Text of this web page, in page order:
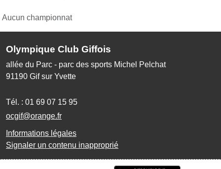
Aucun championnat
Olympique Club Giffois
allée du Parc - parc des sports Michel Pelchat
91190 Gif sur Yvette
Tél. : 01 69 07 15 95
ocgif@orange.fr
Informations légales
Signaler un contenu inapproprié